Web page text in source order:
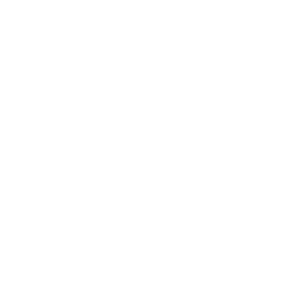
pokojů, najdete v oficiálním popisu u
nápojů. Pokud chcete svůj pobyt v hotelu
vodními sporty (za poplatek). K relaxaci a
místní alkoholické a nealkoholické nápoje